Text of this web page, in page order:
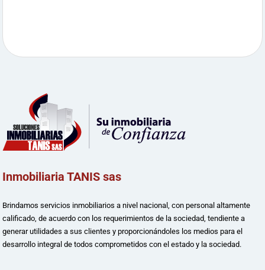
Inmobiliaria TANIS sas
Brindamos servicios inmobiliarios a nivel nacional, con personal altamente
calificado, de acuerdo con los requerimientos de la sociedad, tendiente a
generar utilidades a sus clientes y proporcionándoles los medios para el
desarrollo integral de todos comprometidos con el estado y la sociedad.